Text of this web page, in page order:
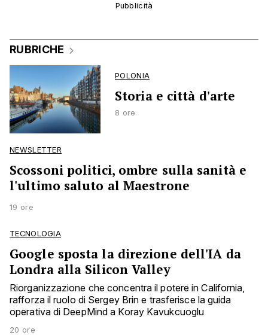
RUBRICHE
POLONIA
Storia e città d'arte
8 ore
NEWSLETTER
Scossoni politici, ombre sulla sanità e
l'ultimo saluto al Maestrone
19 ore
TECNOLOGIA
Google sposta la direzione dell'IA da
Londra alla Silicon Valley
Riorganizzazione che concentra il potere in California,
rafforza il ruolo di Sergey Brin e trasferisce la guida
operativa di DeepMind a Koray Kavukcuoglu
20 ore